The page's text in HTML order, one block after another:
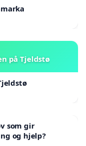
på Tjeldstø
som gir
og hjelp?